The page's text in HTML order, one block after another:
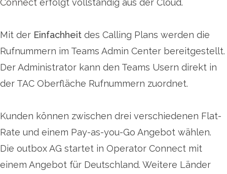
Mit der Einfachheit des Calling Plans werden die
Rufnummern im Teams Admin Center bereitgestellt.
Der Administrator kann den Teams Usern direkt in
der TAC Oberfläche Rufnummern zuordnet.
Kunden können zwischen drei verschiedenen Flat-
Rate und einem Pay-as-you-Go Angebot wählen.
Die outbox AG startet in Operator Connect mit
einem Angebot für Deutschland. Weitere Länder